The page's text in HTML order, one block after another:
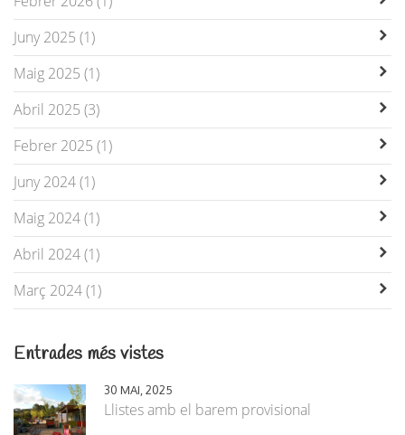
Juny 2025 (1)
Maig 2025 (1)
Abril 2025 (3)
Febrer 2025 (1)
Juny 2024 (1)
Maig 2024 (1)
Abril 2024 (1)
Març 2024 (1)
Entrades més vistes
30 MAI, 2025
Llistes amb el barem provisional